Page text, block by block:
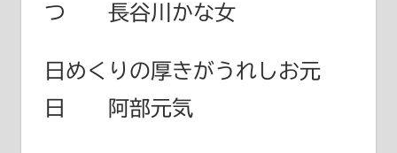
つ 長谷川かな女
日めくりの厚きがうれしお元
日 阿部元気